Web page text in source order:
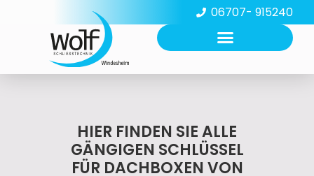
06707- 915240
HIER FINDEN SIE ALLE
GÄNGIGEN SCHLÜSSEL
FÜR DACHBOXEN VON